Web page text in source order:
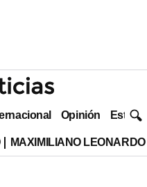
Opinión Estilo
MAXIMILIANO